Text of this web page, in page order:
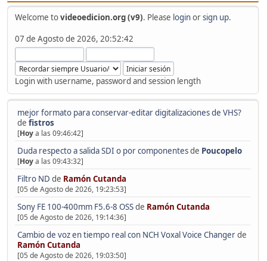
Welcome tovideoedicion.org (v9). Please loginorsign up.
07 de Agosto de 2026, 20:52:42
Login with username, password and session length
mejor formato para conservar-editar digitalizaciones de VHS?
de fistros
[Hoya las 09:46:42]
Duda respecto a salida SDI o por componentesde Poucopelo
[Hoya las 09:43:32]
Filtro ND de Ramón Cutanda
[05 de Agosto de 2026, 19:23:53]
Sony FE 100-400mm F5.6-8 OSSde Ramón Cutanda
[05 de Agosto de 2026, 19:14:36]
Cambio de voz en tiempo real con NCH Voxal Voice Changerde
Ramón Cutanda
[05 de Agosto de 2026, 19:03:50]